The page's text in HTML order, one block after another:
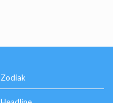
Zodiak